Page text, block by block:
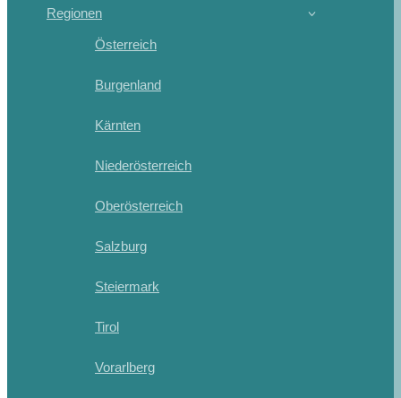
Regionen
Österreich
Burgenland
Kärnten
Niederösterreich
Oberösterreich
Salzburg
Steiermark
Tirol
Vorarlberg